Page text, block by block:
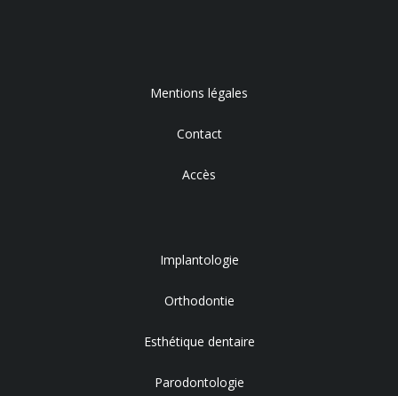
Mentions légales
Contact
Accès
Implantologie
Orthodontie
Esthétique dentaire
Parodontologie